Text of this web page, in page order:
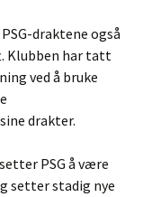
draktene også
Klubben har tatt
ved å bruke
drakter.
PSG å være
setter stadig nye